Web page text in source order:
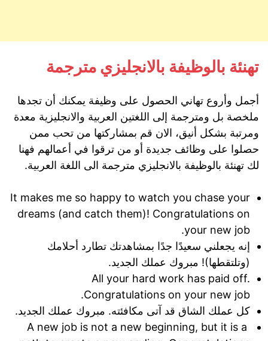
تهنئة بالوظيفة بالانجليزي مترجمة
أجمل وأروع تهاني الحصول على وظيفة يمكنك أن تجدها
ملخصة بل ومترجمة إلى اللغتين العربية والانجليزية معدة
ومرتبة بشكل أنيق، الان قم بمشاركتها من تحب ممن
حصلوا على وظائف جديدة أو من ترقوا في أعمالهم فهنا
لك تهنئة بالوظيفة بالانجليزي مترجمة الى اللغة العربية.
It makes me so happy to watch you chase your
dreams (and catch them)! Congratulations on
your new job.
إنه يجعلني سعيدًا جدًا بمشاهدتك تطارد أحلامك
(وتلتقطها)! مبروك عملك الجديد.
All your hard work has paid off.
Congratulations on your new job.
كل عملك الشاق قد آتى مكافئته. مبروك عملك الجديد.
A new job is not a new beginning, but it is a